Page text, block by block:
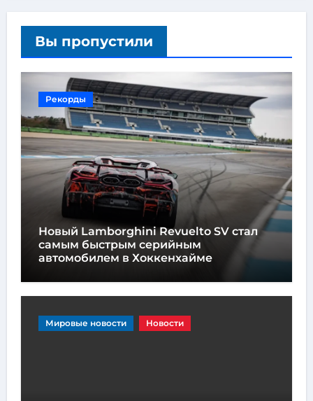
Вы пропустили
Рекорды
Новый Lamborghini Revuelto SV стал
самым быстрым серийным
автомобилем в Хоккенхайме
Мировые новости Новости